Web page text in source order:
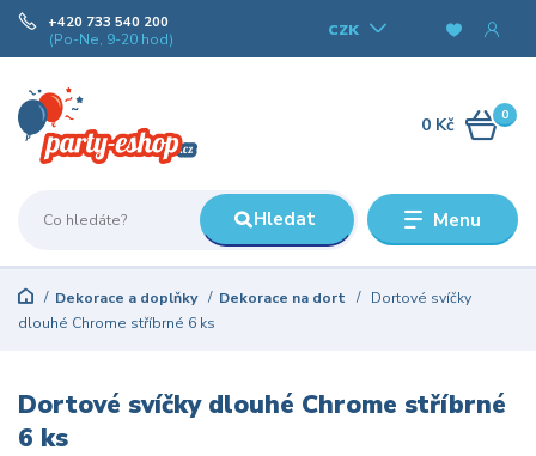
Menu
CZK
Hledat
+420 733 540 200
(Po-Ne, 9-20 hod)
0
0 Kč
Dekorace a doplňky Dekorace na dort
Dortové svíčky
dlouhé Chrome stříbrné 6 ks
Dortové svíčky dlouhé Chrome stříbrné
6 ks